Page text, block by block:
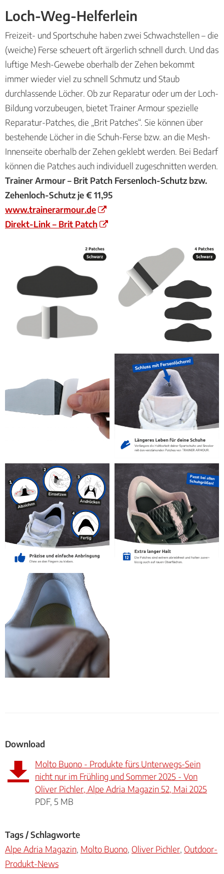
Loch-Weg-Helferlein
Freizeit- und Sportschuhe haben zwei Schwachstellen – die
(weiche) Ferse scheuert oft ärgerlich schnell durch. Und das
luftige Mesh-Gewebe oberhalb der Zehen bekommt
immer wieder viel zu schnell Schmutz und Staub
durchlassende Löcher. Ob zur Reparatur oder um der Loch-
Bildung vorzubeugen, bietet Trainer Armour spezielle
Reparatur-Patches, die „Brit Patches“. Sie können über
bestehende Löcher in die Schuh-Ferse bzw. an die Mesh-
Innenseite oberhalb der Zehen geklebt werden. Bei Bedarf
können die Patches auch individuell zugeschnitten werden.
Trainer Armour – Brit Patch Fersenloch-Schutz bzw.
Zehenloch-Schutz je € 11,95
www.trainerarmour.de
Direkt-Link – Brit Patch
Download
Molto Buono - Produkte fürs Unterwegs-Sein
nicht nur im Frühling und Sommer 2025 - Von
Oliver Pichler, Alpe Adria Magazin 52, Mai 2025
PDF, 5 MB
Tags / Schlagworte
Alpe Adria Magazin, Molto Buono, Oliver Pichler, Outdoor-
Produkt-News